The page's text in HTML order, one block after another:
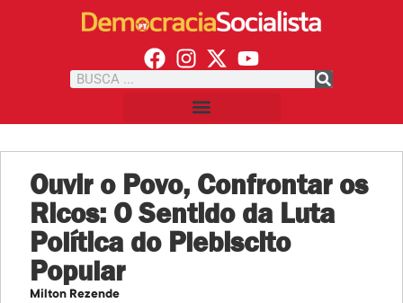
Ouvir o Povo, Confrontar os
Ricos: O Sentido da Luta
Política do Plebiscito
Popular
Milton Rezende